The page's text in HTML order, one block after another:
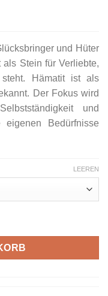
und Hüter
Stein für Verliebte,
Hämatit ist als
Der Fokus wird
und
eigenen Bedürfnisse
LEEREN